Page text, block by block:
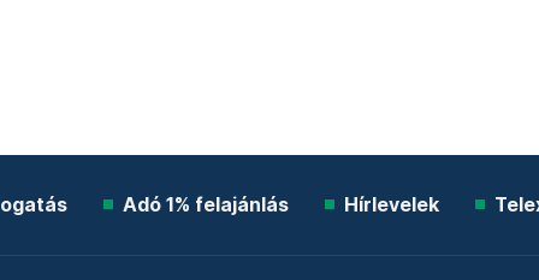
Adó 1% felajánlás Hírlevelek